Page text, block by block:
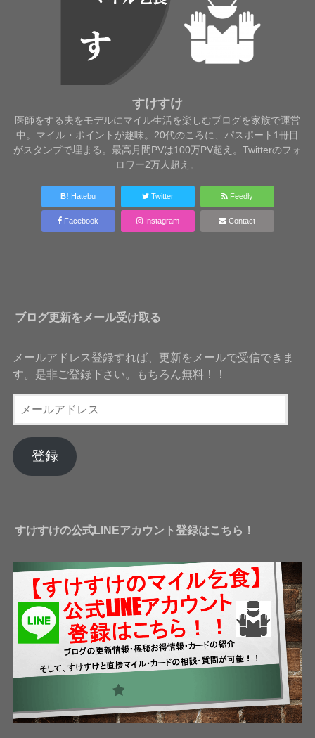
すけすけ
医師をする夫をモデルにマイル生活を楽しむブログを家族で運営
中。マイル・ポイントが趣味。20代のころに、パスポート1冊目
がスタンプで埋まる。最高月間PVは100万PV超え。Twitterのフォ
ロワー2万人超え。
B! Hatebu Twitter Feedly
Facebook Instagram Contact
ブログ更新をメール受け取る
メールアドレス登録すれば、更新をメールで受信できま
す。是非ご登録下さい。もちろん無料！！
ア
ド
登録
すけすけの公式LINEアカウント登録はこちら！